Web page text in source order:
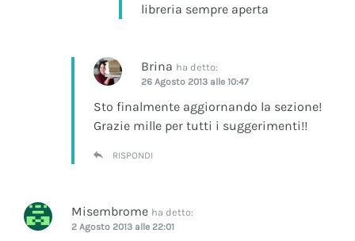
libreria sempre aperta
Brina ha detto:
26 Agosto 2013 alle 10:47
Sto finalmente aggiornando la sezione!
Grazie mille per tutti i suggerimenti!!
RISPONDI
Misembrome ha detto:
2 Agosto 2013 alle 22:01